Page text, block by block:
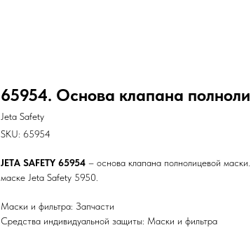
65954. Основа клапана
Jeta Safety
SKU: 65954
JETA SAFETY 65954 – основа клапана полнолицевой
маске Jeta Safety 5950.
Маски и фильтра: Запчасти
Средства индивидуальной защиты: Маски и фильтра